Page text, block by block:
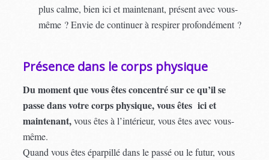
plus calme, bien ici et maintenant, présent avec vous-
même ? Envie de continuer à respirer profondément ?
Présence dans le corps physique
Du moment que vous êtes concentré sur ce qu’il se
passe dans votre corps physique, vous êtes ici et
maintenant,vous êtes à l’intérieur, vous êtes avec vous-
même.
Quand vous êtes éparpillé dans le passé ou le futur, vous